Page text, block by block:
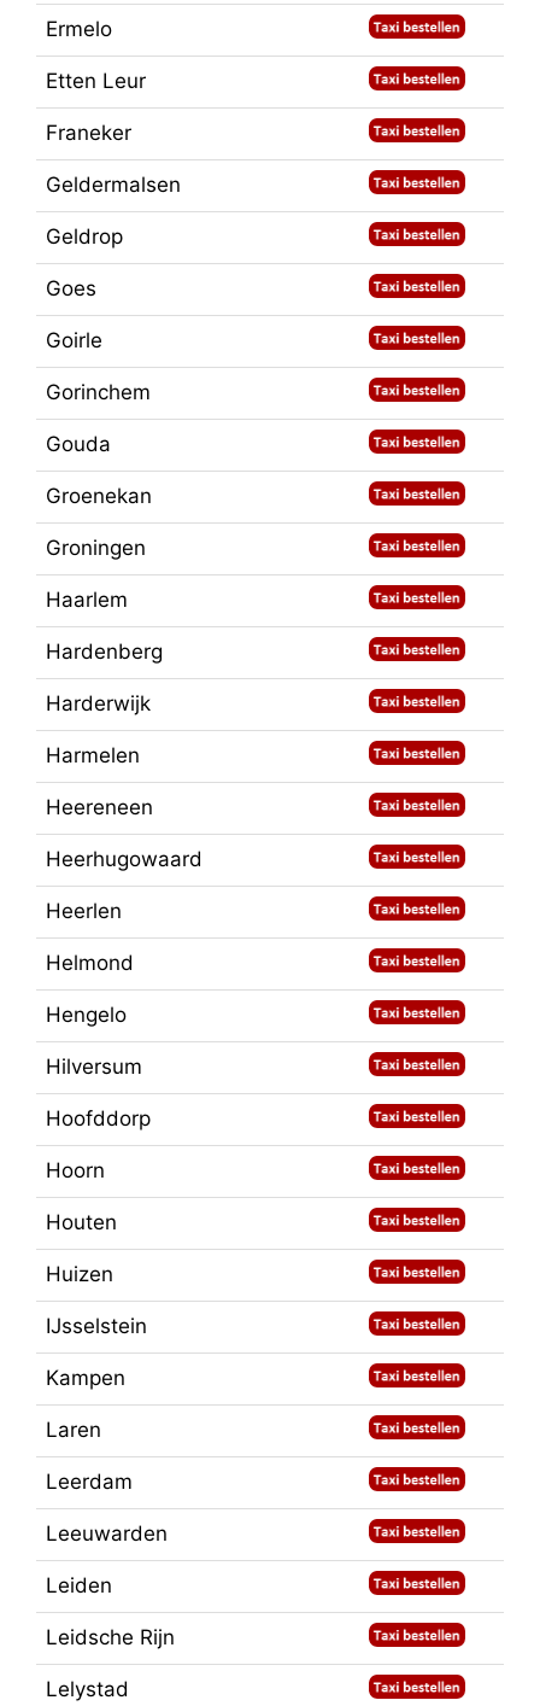
Ermelo
Etten Leur
Franeker
Geldermalsen
Geldrop
Goes
Goirle
Gorinchem
Gouda
Groenekan
Groningen
Haarlem
Hardenberg
Harderwijk
Harmelen
Heereneen
Heerhugowaard
Heerlen
Helmond
Hengelo
Hilversum
Hoofddorp
Hoorn
Houten
Huizen
IJsselstein
Kampen
Laren
Leerdam
Leeuwarden
Leiden
Leidsche Rijn
Lelystad